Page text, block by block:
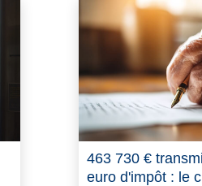
463 730 €
euro d'impôt : le